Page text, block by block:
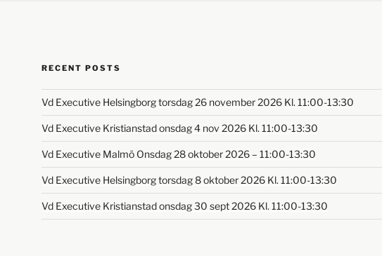
RECENT POSTS
Vd Executive Helsingborg torsdag 26 november 2026 Kl. 11:00-13:30
Vd Executive Kristianstad onsdag 4 nov 2026 Kl. 11:00-13:30
Vd Executive Malmö Onsdag 28 oktober 2026 – 11:00-13:30
Vd Executive Helsingborg torsdag 8 oktober 2026 Kl. 11:00-13:30
Vd Executive Kristianstad onsdag 30 sept 2026 Kl. 11:00-13:30